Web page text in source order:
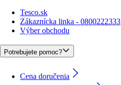
Tesco.sk
Zákaznícka linka - 0800222333
Výber obchodu
Potrebujete pomoc?
Cena doručenia